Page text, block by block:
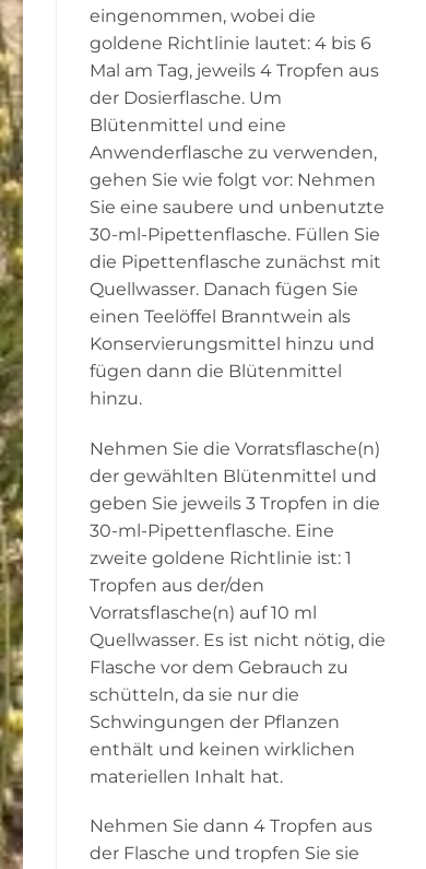
eingenommen, wobei die
goldene Richtlinie lautet: 4 bis 6
Mal am Tag, jeweils 4 Tropfen aus
der Dosierflasche. Um
Blütenmittel und eine
Anwenderflasche zu verwenden,
gehen Sie wie folgt vor: Nehmen
Sie eine saubere und unbenutzte
30-ml-Pipettenflasche. Füllen Sie
die Pipettenflasche zunächst mit
Quellwasser. Danach fügen Sie
einen Teelöffel Branntwein als
Konservierungsmittel hinzu und
fügen dann die Blütenmittel
hinzu.
Nehmen Sie die Vorratsflasche(n)
der gewählten Blütenmittel und
geben Sie jeweils 3 Tropfen in die
30-ml-Pipettenflasche. Eine
zweite goldene Richtlinie ist: 1
Tropfen aus der/den
Vorratsflasche(n) auf 10 ml
Quellwasser. Es ist nicht nötig, die
Flasche vor dem Gebrauch zu
schütteln, da sie nur die
Schwingungen der Pflanzen
enthält und keinen wirklichen
materiellen Inhalt hat.
Nehmen Sie dann 4 Tropfen aus
der Flasche und tropfen Sie sie